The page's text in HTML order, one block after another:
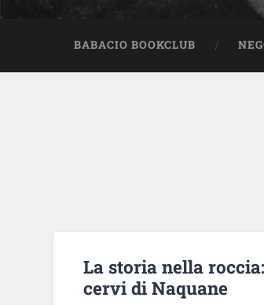
BABACIO BOOKCLUB
La storia nella
cervi di Naquane